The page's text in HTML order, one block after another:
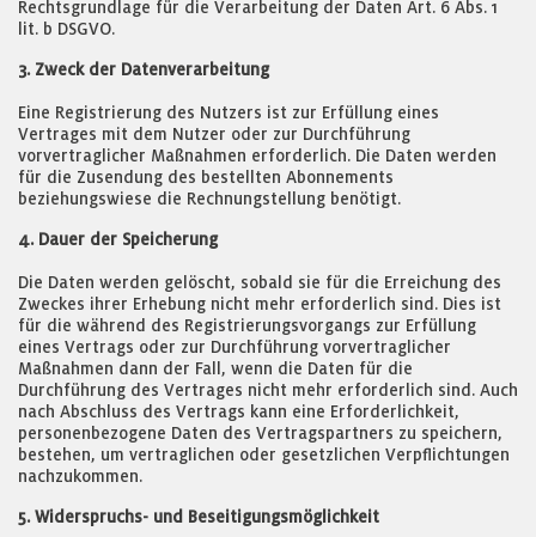
Rechtsgrundlage für die Verarbeitung der Daten Art. 6 Abs. 1
lit. b DSGVO.
3. Zweck der Datenverarbeitung
Eine Registrierung des Nutzers ist zur Erfüllung eines
Vertrages mit dem Nutzer oder zur Durchführung
vorvertraglicher Maßnahmen erforderlich. Die Daten werden
für die Zusendung des bestellten Abonnements
beziehungswiese die Rechnungstellung benötigt.
4. Dauer der Speicherung
Die Daten werden gelöscht, sobald sie für die Erreichung des
Zweckes ihrer Erhebung nicht mehr erforderlich sind. Dies ist
für die während des Registrierungsvorgangs zur Erfüllung
eines Vertrags oder zur Durchführung vorvertraglicher
Maßnahmen dann der Fall, wenn die Daten für die
Durchführung des Vertrages nicht mehr erforderlich sind. Auch
nach Abschluss des Vertrags kann eine Erforderlichkeit,
personenbezogene Daten des Vertragspartners zu speichern,
bestehen, um vertraglichen oder gesetzlichen Verpflichtungen
nachzukommen.
5. Widerspruchs- und Beseitigungsmöglichkeit